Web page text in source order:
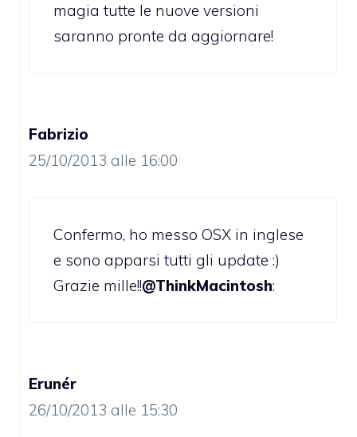
magia tutte le nuove versioni
saranno pronte da aggiornare!
Fabrizio
25/10/2013 alle 16:00
Confermo, ho messo OSX in inglese
e sono apparsi tutti gli update :)
Grazie mille!!@ThinkMacintosh:
Erunér
26/10/2013 alle 15:30